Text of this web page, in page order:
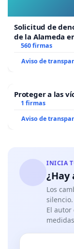
Solicitud de
de la Alameda
“Mazinger”
560 firmas
Aviso de
Proteger a las
1 firmas
Aviso de
INICIA
¿Hay
Los
silencio.
El autor